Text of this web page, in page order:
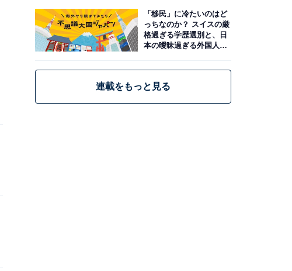
「移民」に冷たいのはど
っちなのか？ スイスの厳
格過ぎる学歴選別と、日
本の曖昧過ぎる外国人政
連載をもっと見る